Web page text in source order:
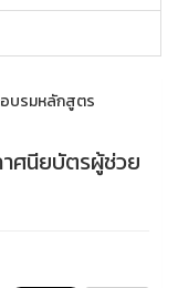
บรมหลักสูตร
ศนียบัตรผู้ช่วย